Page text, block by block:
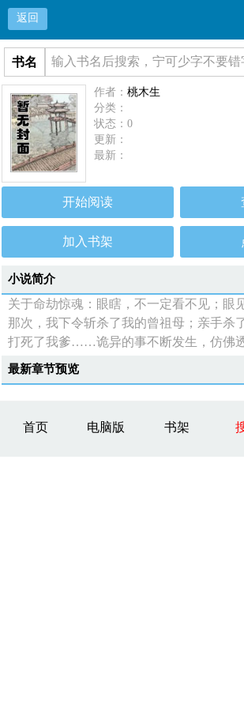
返回
书名
作者：桃木生
分类：
状态：0
更新：
最新：
开始阅读
加入书架
小说简介
关于命劫惊魂：眼瞎，不一定看不见；眼
那次，我下令斩杀了我的曾祖母；亲手杀
打死了我爹……诡异的事不断发生，仿佛
最新章节预览
首页 电脑版 书架